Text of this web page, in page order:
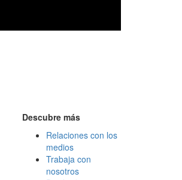
Descubre más
Relaciones con los
medios
Trabaja con
nosotros